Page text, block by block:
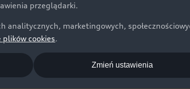
Audi i Muzeum Sztuki Nowoczesnej w Warszawie
Audi driving experience
Audi quattro Cup
Audi i Puchar Świata w Skokach Narciarskich w
Zakopanem
przeglądarki.
analitycznych, marketingowych,
plików cookies.
Zmień ustawienia